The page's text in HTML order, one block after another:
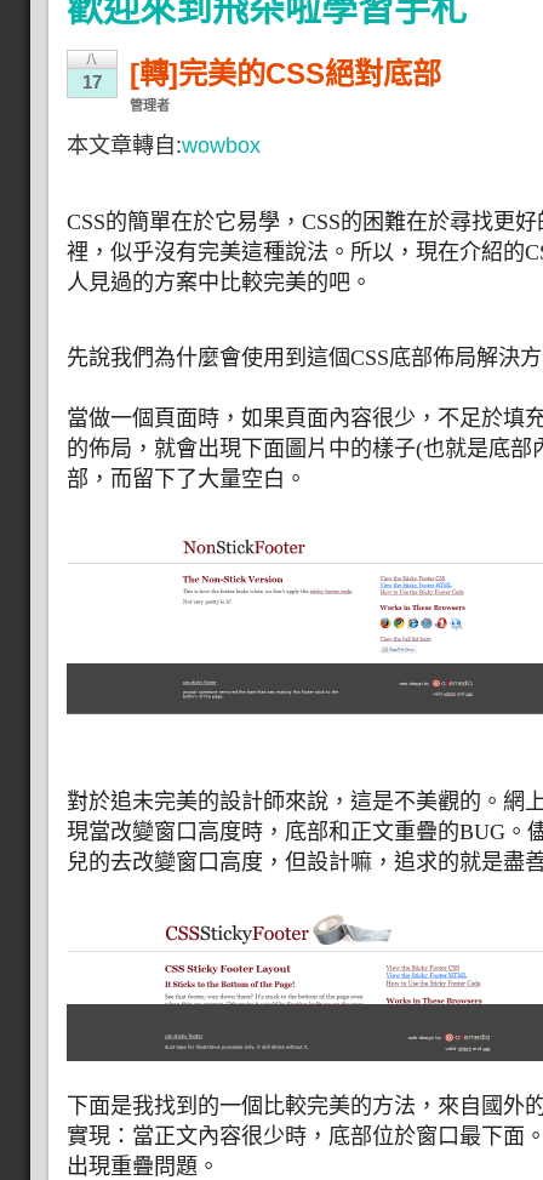
八
17 [轉]完美的CSS絕對底部
管理者
本文章轉自:wowbox
CSS的簡單在於它易學，CSS的困難在於尋找更
裡，似乎沒有完美這種說法。所以，現在介紹的
人見過的方案中比較完美的吧。
先說我們為什麼會使用到這個CSS底部佈局解決
當做一個頁面時，如果頁面內容很少，不足於填
的佈局，就會出現下面圖片中的樣子(也就是底部
部，而留下了大量空白。
對於追未完美的設計師來說，這是不美觀的。網
現當改變窗口高度時，底部和正文重疊的BUG。
兒的去改變窗口高度，但設計嘛，追求的就是盡
下面是我找到的一個比較完美的方法，來自國外
實現：當正文內容很少時，底部位於窗口最下面
出現重疊問題。